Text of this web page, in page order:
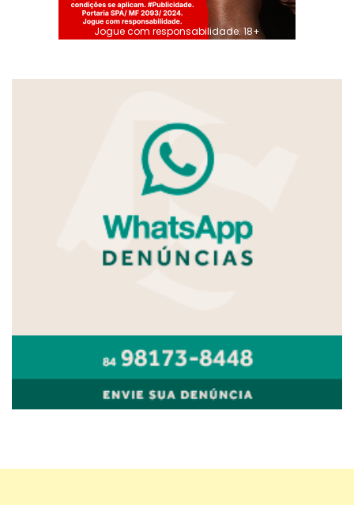
Jogue com responsabilidade. 18+